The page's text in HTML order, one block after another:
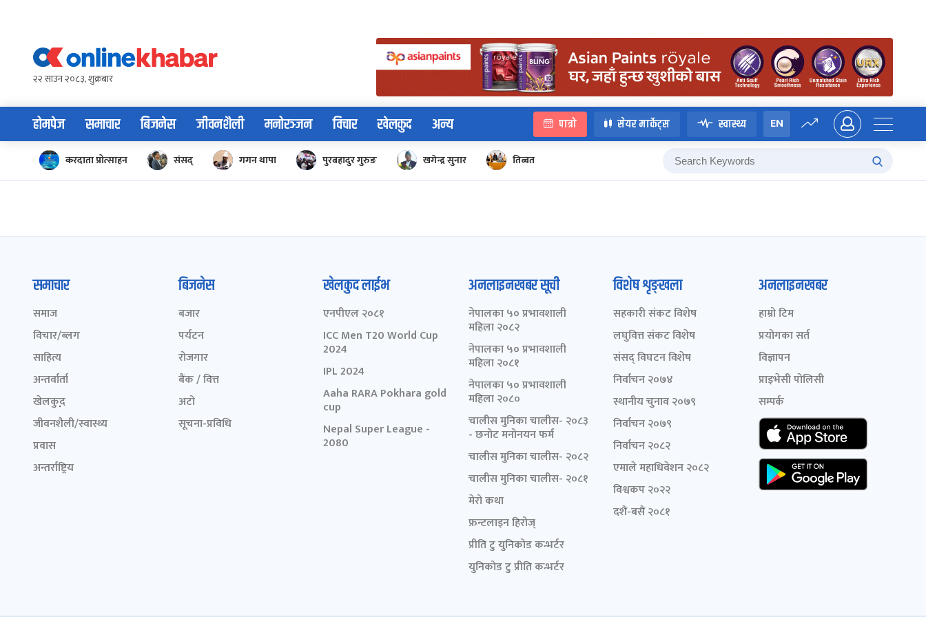
content२२ साउन २०८३, शुक्रबार
होमपेज समाचार बिजनेस जीवनशैली मनोरञ्जन विचार खेलकुद अन्य पात्रो सेयर मार्केट्स स्वास्थ्य EN
करदाता प्रोत्साहन संसद् गगन थापा पुरबहादुर गुरुङ खगेन्द्र सुनार तिब्बत
समाचार
समाज
विचार/ब्लग
साहित्य
अन्तर्वार्ता
खेलकुद़़
जीवनशैली/स्वास्थ्य
प्रवास
अन्तर्राष्ट्रिय
बिजनेस
बजार
पर्यटन
रोजगार
बैंक / वित्त
अटो
सूचना-प्रविधि
खेलकुद लाईभ
एनपीएल २०८१
ICC Men T20 World Cup
2024
IPL 2024
Aaha RARA Pokhara gold
cup
Nepal Super League -
2080
अनलाइनखबर सूची
नेपालका ५० प्रभावशाली
महिला २०८२
नेपालका ५० प्रभावशाली
महिला २०८१
नेपालका ५० प्रभावशाली
महिला २०८०
चालीस मुनिका चालीस- २०८३
- छनोट मनोनयन फर्म
चालीस मुनिका चालीस- २०८२
चालीस मुनिका चालीस- २०८१
मेरो कथा
फ्रन्टलाइन हिरोज्
प्रीति टु युनिकोड कन्भर्टर
युनिकोड टु प्रीति कन्भर्टर
विशेष शृङ्खला
सहकारी संकट विशेष
लघुवित्त संकट विशेष
संसद् विघटन विशेष
निर्वाचन २०७४
स्थानीय चुनाव २०७९
निर्वाचन २०७९
निर्वाचन २०८२
एमाले महाधिवेशन २०८२
विश्वकप २०२२
दशैं-बसैं २०८१
अनलाइनखबर
हाम्रो टिम
प्रयोगका सर्त
विज्ञापन
प्राइभेसी पोलिसी
सम्पर्क